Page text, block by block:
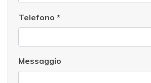
Telefono *
Messaggio